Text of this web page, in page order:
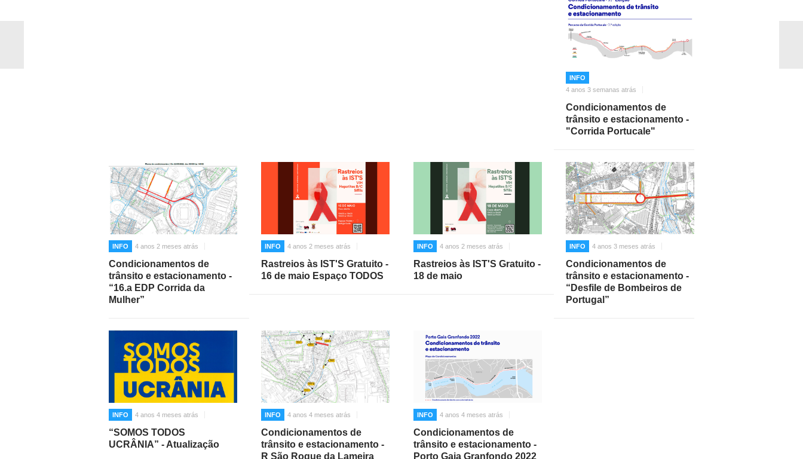
INFO
4 anos 3 semanas atrás
Condicionamentos de
trânsito e estacionamento -
"Corrida Portucale"
INFO 4 anos 2 meses atrás
Condicionamentos de
trânsito e estacionamento -
“16.a EDP Corrida da
Mulher”
INFO 4 anos 2 meses atrás
Rastreios às IST'S Gratuito -
16 de maio Espaço TODOS
INFO 4 anos 2 meses atrás
Rastreios às IST'S Gratuito -
18 de maio
INFO 4 anos 3 meses atrás
Condicionamentos de
trânsito e estacionamento -
“Desfile de Bombeiros de
Portugal”
INFO 4 anos 4 meses atrás
“SOMOS TODOS
UCRÂNIA” - Atualização
INFO 4 anos 4 meses atrás
Condicionamentos de
trânsito e estacionamento -
R São Roque da Lameira
INFO 4 anos 4 meses atrás
Condicionamentos de
trânsito e estacionamento -
Porto Gaia Granfondo 2022